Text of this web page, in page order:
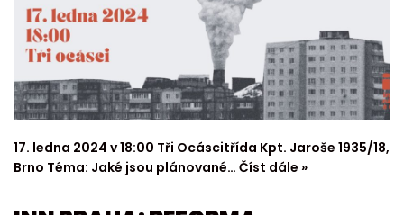
17. ledna 2024 v 18:00 Tři Ocáscitřída Kpt. Jaroše 1935/18,
Brno Téma: Jaké jsou plánované… Číst dále »